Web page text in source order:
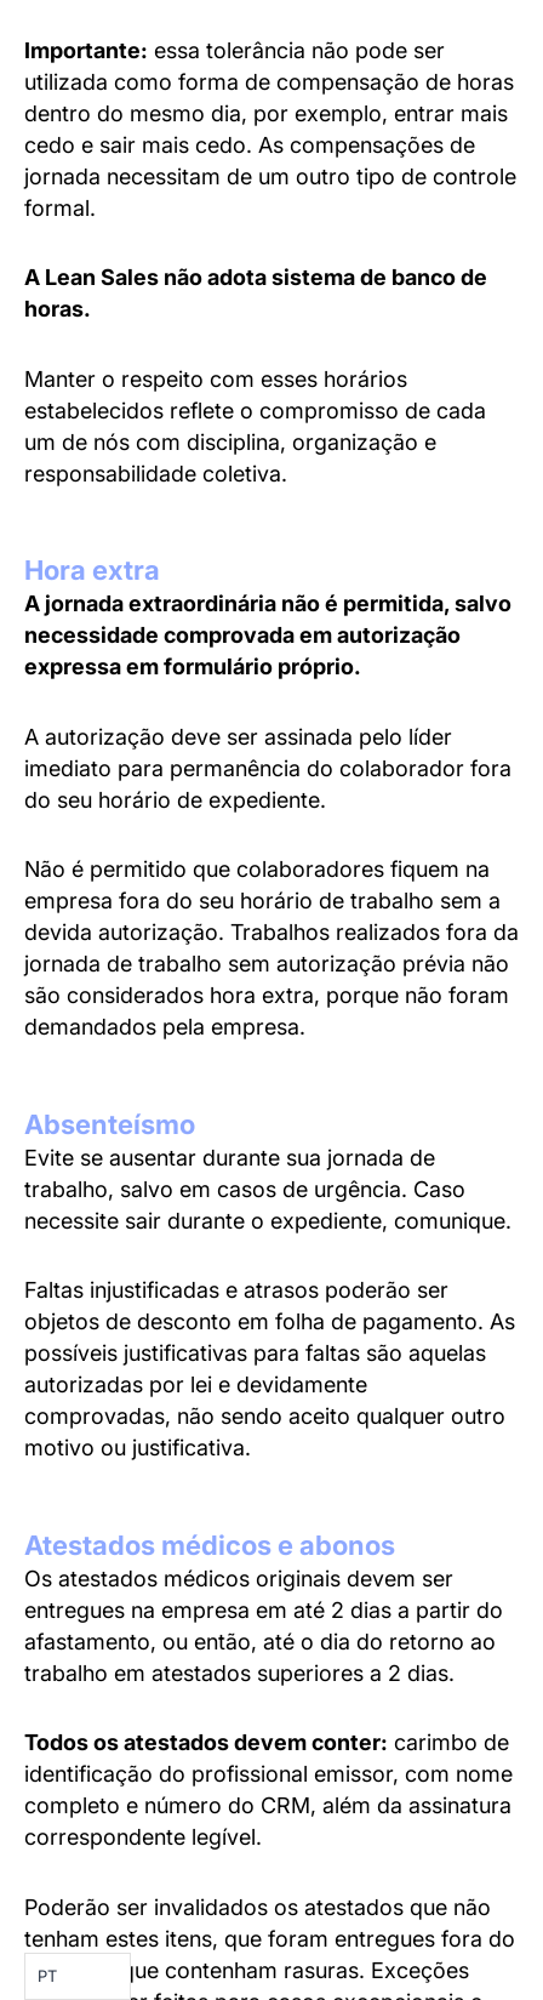
Importante: essa tolerância não pode ser
utilizada como forma de compensação de horas
dentro do mesmo dia, por exemplo, entrar mais
cedo e sair mais cedo. As compensações de
jornada necessitam de um outro tipo de controle
formal.
A Lean Sales não adota sistema de banco de
horas.
Manter o respeito com esses horários
estabelecidos reflete o compromisso de cada
um de nós com disciplina, organização e
responsabilidade coletiva.
Hora extra
A jornada extraordinária não é permitida, salvo
necessidade comprovada em autorização
expressa em formulário próprio.
A autorização deve ser assinada pelo líder
imediato para permanência do colaborador fora
do seu horário de expediente.
Não é permitido que colaboradores fiquem na
empresa fora do seu horário de trabalho sem a
devida autorização. Trabalhos realizados fora da
jornada de trabalho sem autorização prévia não
são considerados hora extra, porque não foram
demandados pela empresa.
Absenteísmo
Evite se ausentar durante sua jornada de
trabalho, salvo em casos de urgência. Caso
necessite sair durante o expediente, comunique.
Faltas injustificadas e atrasos poderão ser
objetos de desconto em folha de pagamento. As
possíveis justificativas para faltas são aquelas
autorizadas por lei e devidamente
comprovadas, não sendo aceito qualquer outro
motivo ou justificativa.
Atestados médicos e abonos
Os atestados médicos originais devem ser
entregues na empresa em até 2 dias a partir do
afastamento, ou então, até o dia do retorno ao
trabalho em atestados superiores a 2 dias.
Todos os atestados devem conter: carimbo de
identificação do profissional emissor, com nome
completo e número do CRM, além da assinatura
correspondente legível.
Poderão ser invalidados os atestados que não
tenham estes itens, que foram entregues fora do
prazo ou que contenham rasuras. Exceções
PT